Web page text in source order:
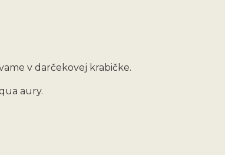
v darčekovej krabičke.
aury.